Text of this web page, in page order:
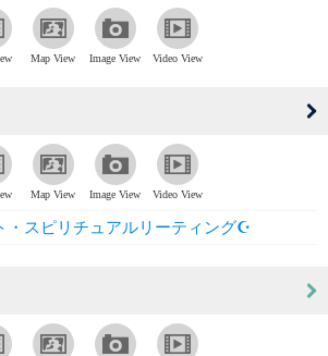
Map View Image View Video View
Map View Image View Video View
・スピリチュアルリーティング☪️